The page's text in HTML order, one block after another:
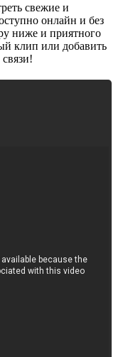
свежие и
онлайн и без
ниже и приятного
клип или добавить